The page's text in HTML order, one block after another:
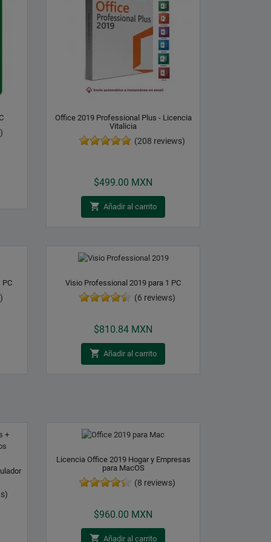
Office 2019 Professional Plus - Licencia
Vitalicia
(208 reviews)
$499.00 MXN
 Añadir al carrito
PC Visio Professional 2019 para 1 PC
(6 reviews)
$810.84 MXN
 Añadir al carrito
Licencia Office 2019 Hogar y Empresas
para MacOS
(8 reviews)
$960.00 MXN
 Añadir al carrito